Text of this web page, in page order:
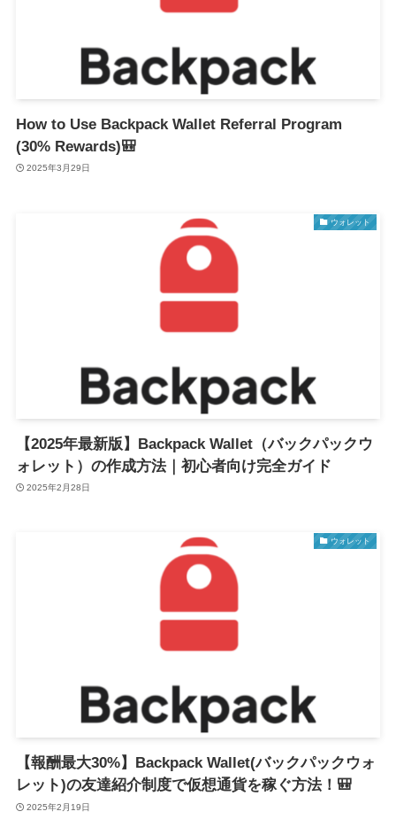
How to Use Backpack Wallet Referral Program
(30% Rewards)🎒
2025年3月29日
ウォレット
【2025年最新版】Backpack Wallet（バックパックウ
ォレット）の作成方法｜初心者向け完全ガイド
2025年2月28日
ウォレット
【報酬最大30%】Backpack Wallet(バックパックウォ
レット)の友達紹介制度で仮想通貨を稼ぐ方法！🎒
2025年2月19日